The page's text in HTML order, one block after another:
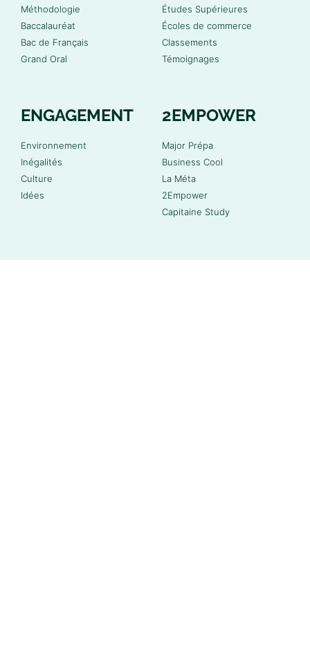
Méthodologie
Baccalauréat
Bac de Français
Grand Oral
Études Supérieures
Écoles de commerce
Classements
Témoignages
ENGAGEMENT
Environnement
Inégalités
Culture
Idées
2EMPOWER
Major Prépa
Business Cool
La Méta
2Empower
Capitaine Study